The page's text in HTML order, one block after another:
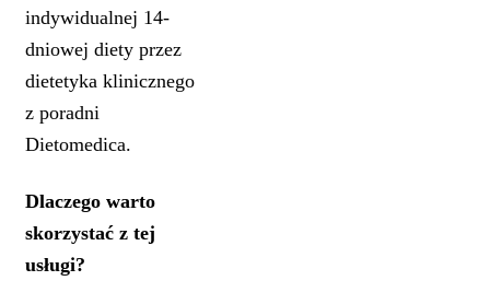
indywidualnej 14-
dniowej diety przez
dietetyka klinicznego
z poradni
Dietomedica.
Dlaczego warto
skorzystać z tej
usługi?